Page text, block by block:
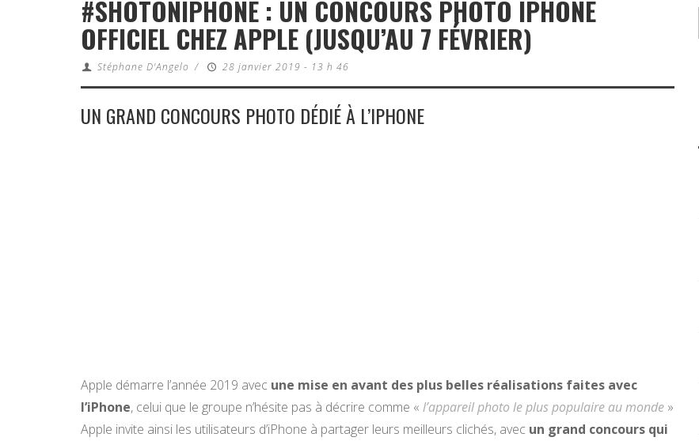
#SHOTONIPHONE : UN CONCOURS PHOTO IPHONE
OFFICIEL CHEZ APPLE (JUSQU’AU 7 FÉVRIER)
Stéphane D'Angelo / 28 janvier 2019 - 13 h 46
UN GRAND CONCOURS PHOTO DÉDIÉ À L’IPHONE
Apple démarre l’année 2019 avec une mise en avant des plus belles réalisations faites avec
l’iPhone, celui que le groupe n’hésite pas à décrire comme « l’appareil photo le plus populaire au monde »
Apple invite ainsi les utilisateurs d’iPhone à partager leurs meilleurs clichés, avec un grand concours qui